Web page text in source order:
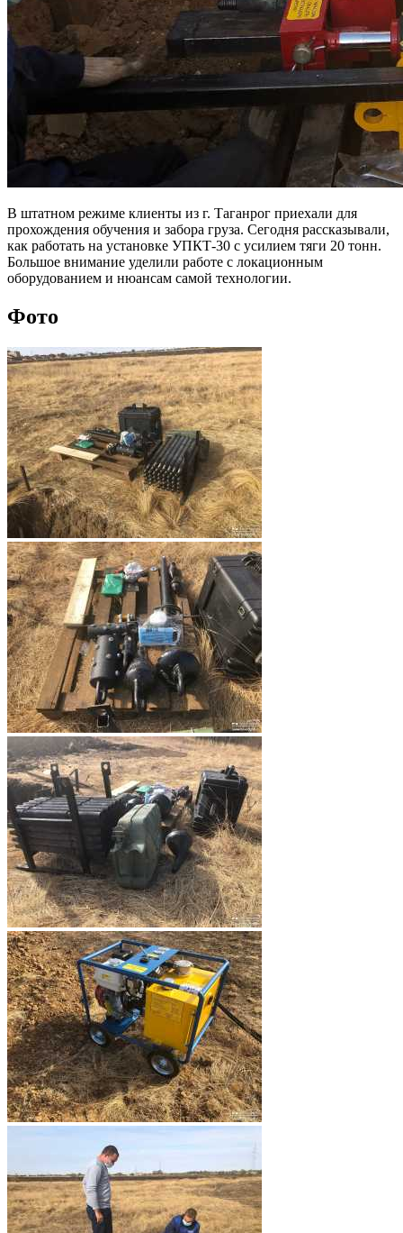
В штатном режиме клиенты из г. Таганрог приехали для
прохождения обучения и забора груза. Сегодня рассказывали,
как работать на установке УПКТ-30 с усилием тяги 20 тонн.
Большое внимание уделили работе с локационным
оборудованием и нюансам самой технологии.
Фото